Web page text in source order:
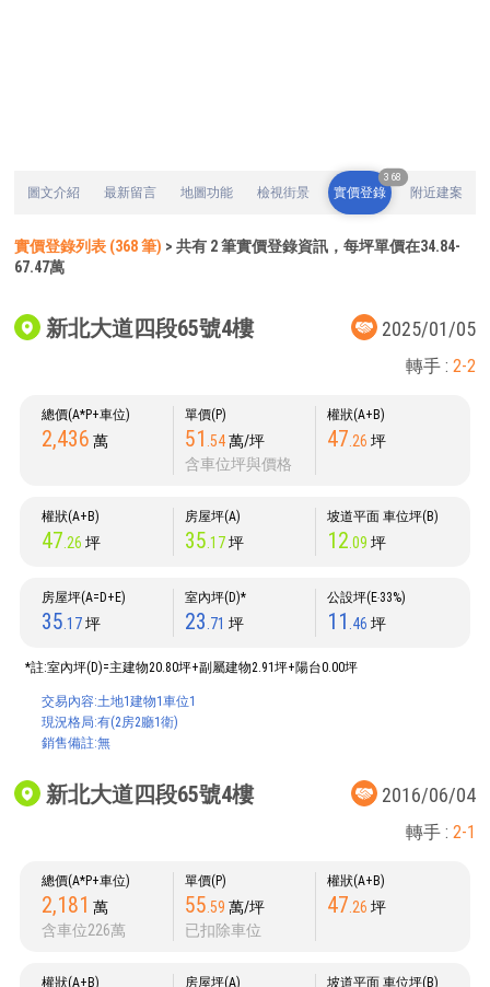
圖文介紹 最新留言 地圖功能 檢視街景 實價登錄
368
附近建案
實價登錄列表 (368 筆) > 共有 2 筆實價登錄資訊，每坪單價在34.84-
67.47萬
新北大道四段65號4樓 2025/01/05
轉手 : 2-2
總價(A*P+車位)
2,436 萬
單價(P)
51 .54萬/坪
含車位坪與價格
權狀(A+B)
47 .26 坪
權狀(A+B)
47 .26 坪
房屋坪(A)
35 .17坪
坡道平面 車位坪(B)
12 .09 坪
房屋坪(A=D+E)
35 .17坪
室內坪(D)*
23 .71 坪
公設坪(E‧33%)
11 .46 坪
*註:室內坪(D)=主建物20.80坪+副屬建物2.91坪+陽台0.00坪
交易內容:土地1建物1車位1
現況格局:有(2房2廳1衛)
銷售備註:無
新北大道四段65號4樓 2016/06/04
轉手 : 2-1
總價(A*P+車位)
2,181 萬
含車位226萬
單價(P)
55 .59 萬/坪
已扣除車位
權狀(A+B)
47 .26 坪
權狀(A+B) 房屋坪(A) 坡道平面 車位坪(B)